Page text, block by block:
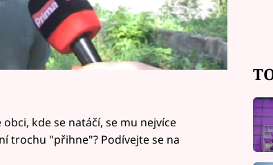
kde se natáčí, se mu nejvíce
trochu "přihne"? Podívejte se na